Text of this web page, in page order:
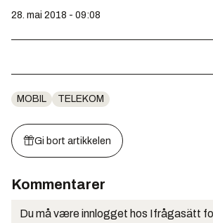
28. mai 2018 - 09:08
MOBIL TELEKOM
Gi bort artikkelen
Kommentarer
Du må være innlogget hos Ifrågasätt